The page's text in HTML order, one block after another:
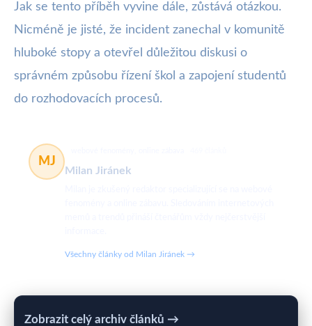
Jak se tento příběh vyvine dále, zůstává otázkou.
Nicméně je jisté, že incident zanechal v komunitě
hluboké stopy a otevřel důležitou diskusi o
správném způsobu řízení škol a zapojení studentů
do rozhodovacích procesů.
MJ
Milan Jiránek
Všechny články od Milan Jiránek →
Zobrazit celý archiv článků →